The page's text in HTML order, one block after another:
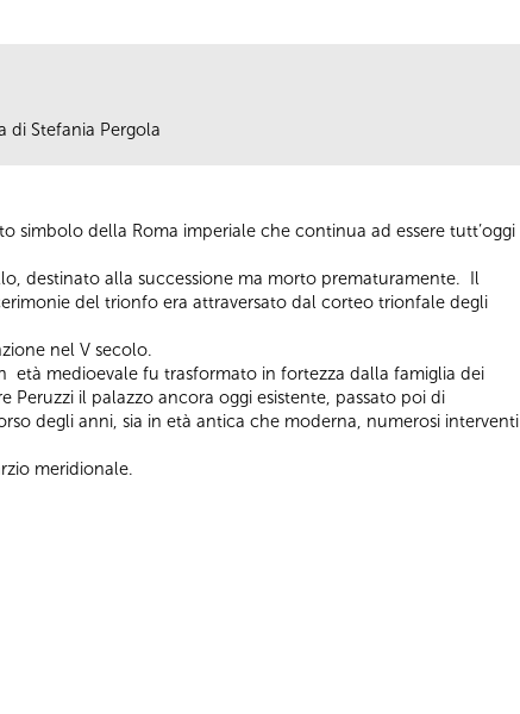
di Stefania Pergola
della Roma imperiale che continua ad essere tutt’oggi
destinato alla successione ma morto prematuramente. Il
del trionfo era attraversato dal corteo trionfale degli
nel V secolo.
età medioevale fu trasformato in fortezza dalla famiglia dei
Peruzzi il palazzo ancora oggi esistente, passato poi di
degli anni, sia in età antica che moderna, numerosi interventi
meridionale.